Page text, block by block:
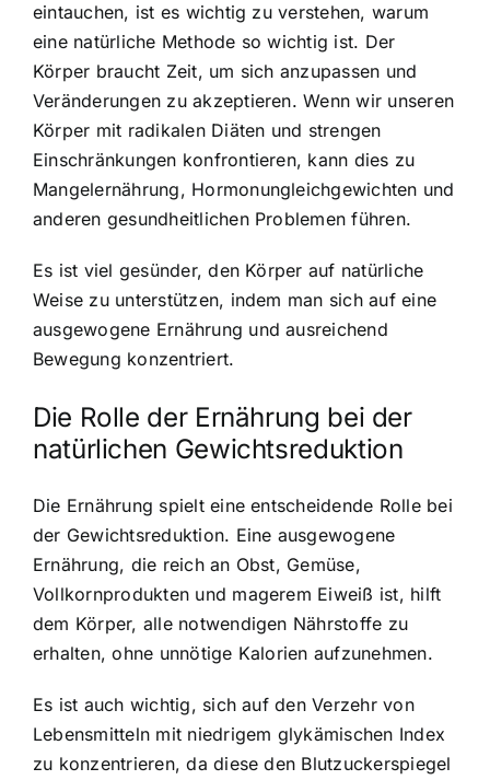
eintauchen, ist es wichtig zu verstehen, warum
eine natürliche Methode so wichtig ist. Der
Körper braucht Zeit, um sich anzupassen und
Veränderungen zu akzeptieren. Wenn wir unseren
Körper mit radikalen Diäten und strengen
Einschränkungen konfrontieren, kann dies zu
Mangelernährung, Hormonungleichgewichten und
anderen gesundheitlichen Problemen führen.
Es ist viel gesünder, den Körper auf natürliche
Weise zu unterstützen, indem man sich auf eine
ausgewogene Ernährung und ausreichend
Bewegung konzentriert.
Die Rolle der Ernährung bei der
natürlichen Gewichtsreduktion
Die Ernährung spielt eine entscheidende Rolle bei
der Gewichtsreduktion. Eine ausgewogene
Ernährung, die reich an Obst, Gemüse,
Vollkornprodukten und magerem Eiweiß ist, hilft
dem Körper, alle notwendigen Nährstoffe zu
erhalten, ohne unnötige Kalorien aufzunehmen.
Es ist auch wichtig, sich auf den Verzehr von
Lebensmitteln mit niedrigem glykämischen Index
zu konzentrieren, da diese den Blutzuckerspiegel